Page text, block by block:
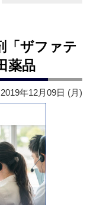
「ザファテ
薬品
2019年12月09日 (月)